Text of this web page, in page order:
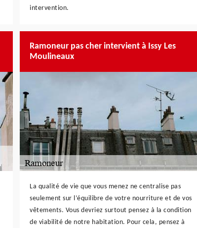
intervention.
Ramoneur pas cher intervient à Issy Les
Moulineaux
La qualité de vie que vous menez ne centralise pas
seulement sur l’équilibre de votre nourriture et de vos
vêtements. Vous devriez surtout pensez à la condition
de viabilité de notre habitation. Pour cela, pensez à